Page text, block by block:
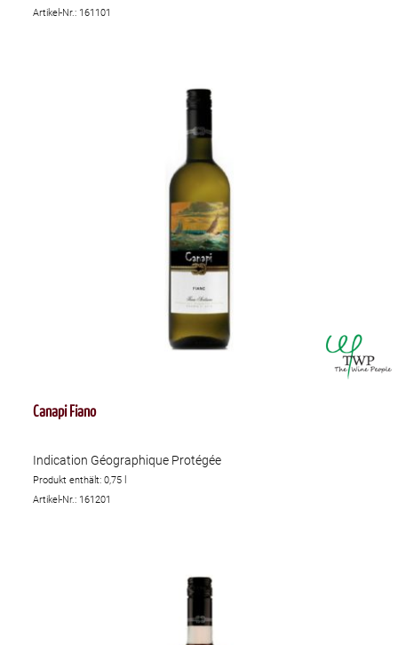
Artikel-Nr.: 161101
Canapi Fiano
Indication Géographique Protégée
Produkt enthält: 0,75
Artikel-Nr.: 161201